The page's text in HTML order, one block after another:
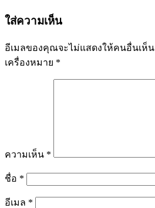
ใส่ความเห็น
อีเมลของคุณจะไม่แสดงให้คนอื่นเห็น
เครื่องหมาย *
ความเห็น *
ชื่อ *
อีเมล *